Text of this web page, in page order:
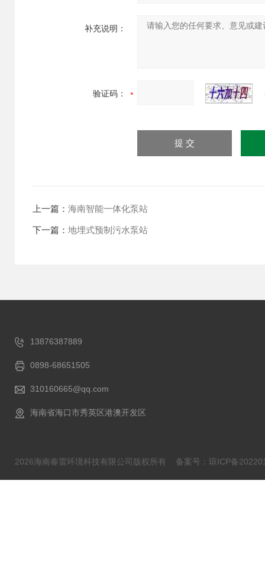
补充说明：
验证码：
上一篇： 海南智能一体化泵站
下一篇： 地埋式预制污水泵站
13876387889
0898-68651505
310160665@qq.com
海南省海口市秀英区港澳开发区
2026海南春雷环境科技有限公司版权所有 备案号：琼ICP备